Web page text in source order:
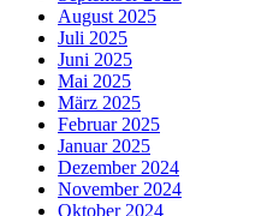
August 2025
Juli 2025
Juni 2025
Mai 2025
März 2025
Februar 2025
Januar 2025
Dezember 2024
November 2024
Oktober 2024